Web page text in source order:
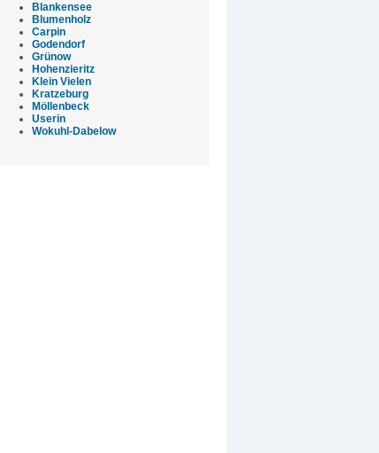
Blankensee
Blumenholz
Carpin
Godendorf
Grünow
Hohenzieritz
Klein Vielen
Kratzeburg
Möllenbeck
Userin
Wokuhl-Dabelow